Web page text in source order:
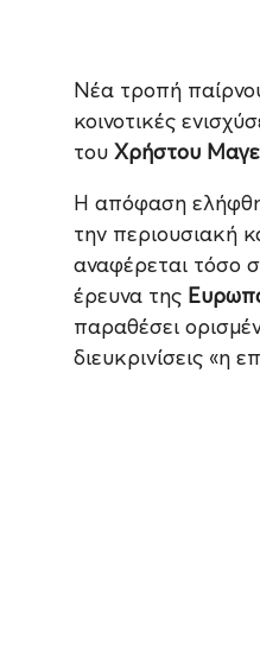
Νέα τροπή
κοινοτικές
του Χρήστου
Η απόφαση ελήφθη
την περιουσιακή
αναφέρεται τόσο
έρευνα της
παραθέσει
διευκρινίσεις «η